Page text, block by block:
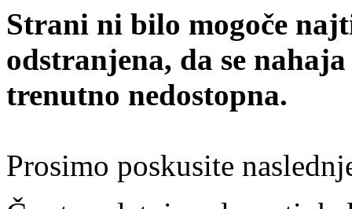
Strani ni bilo mogoče
odstranjena, da se
trenutno nedostopna.
Prosimo poskusite